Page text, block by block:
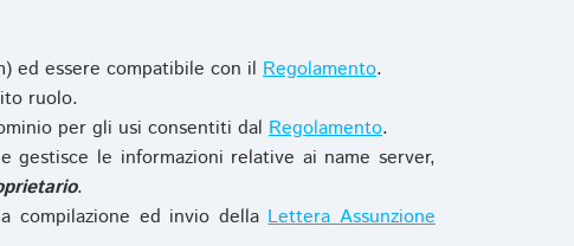
ed essere compatibile con il Regolamento.
ruolo.
per gli usi consentiti dal Regolamento.
gestisce le informazioni relative ai name server,
.
compilazione ed invio dellaLettera Assunzione